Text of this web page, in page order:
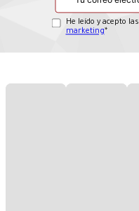
He leído y acepto las
marketing*